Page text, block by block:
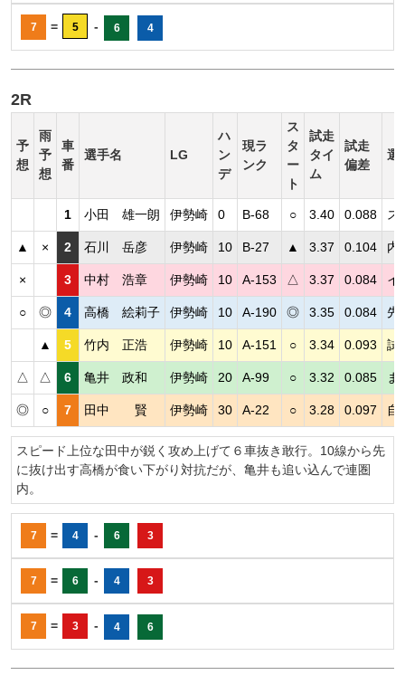
7 = 5 - 6 4
2R
予
想
雨
予
想
車
番
選手名 LG
ハ
ン
デ
現ラ
ンク
ス
タ
ー
ト
試走
タイ
ム
試走
偏差
選
1 小田 雄一朗 伊勢崎 0 B-68 ○ 3.40 0.088 ス
▲ × 2 石川 岳彦 伊勢崎 10 B-27 ▲ 3.37 0.104 内
× 3 中村 浩章 伊勢崎 10 A-153 △ 3.37 0.084 イ
○ ◎ 4 高橋 絵莉子 伊勢崎 10 A-190 ◎ 3.35 0.084 先
▲ 5 竹内 正浩 伊勢崎 10 A-151 ○ 3.34 0.093 試
△ △ 6 亀井 政和 伊勢崎 20 A-99 ○ 3.32 0.085 ま
◎ ○ 7 田中 賢 伊勢崎 30 A-22 ○ 3.28 0.097 自
スピード上位な田中が鋭く攻め上げて６車抜き敢行。10線から先
に抜け出す高橋が食い下がり対抗だが、亀井も追い込んで連圏
内。
7 = 4 - 6 3
7 = 6 - 4 3
7 = 3 - 4 6